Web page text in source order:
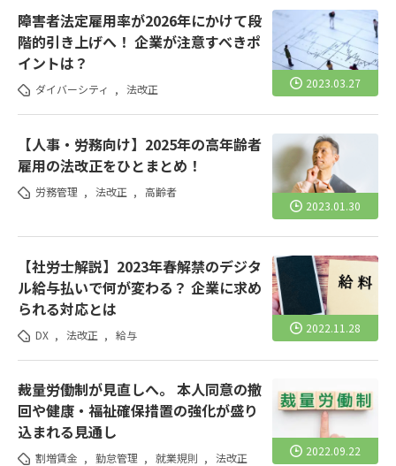
2023.03.27
障害者法定雇用率が2026年にかけて段
階的引き上げへ！ 企業が注意すべきポ
イントは？
ダイバーシティ , 法改正
2023.01.30
【人事・労務向け】2025年の高年齢者
雇用の法改正をひとまとめ！
労務管理 , 法改正 , 高齢者
2022.11.28
【社労士解説】2023年春解禁のデジタ
ル給与払いで何が変わる？ 企業に求め
られる対応とは
DX , 法改正 , 給与
2022.09.22
裁量労働制が見直しへ。 本人同意の撤
回や健康・福祉確保措置の強化が盛り
込まれる見通し
割増賃金 , 勤怠管理 , 就業規則 , 法改正